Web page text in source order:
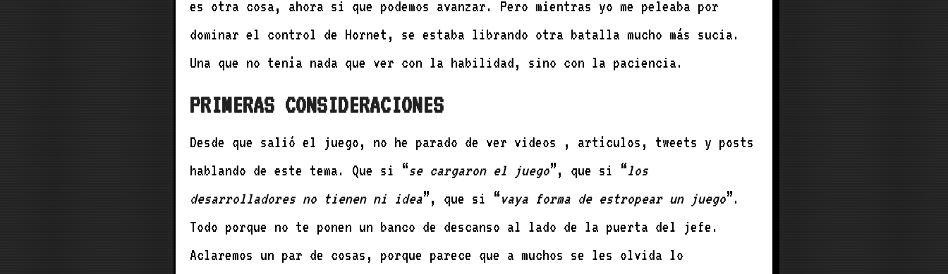
es otra cosa, ahora si que podemos avanzar. Pero mientras yo me peleaba por
dominar el control de Hornet, se estaba librando otra batalla mucho más sucia.
Una que no tenía nada que ver con la habilidad, sino con la paciencia.
PRIMERAS CONSIDERACIONES
Desde que salió el juego, no he parado de ver videos , artículos, tweets y posts
hablando de este tema. Que si “se cargaron el juego”, que si “los
desarrolladores no tienen ni idea”, que si “vaya forma de estropear un juego”.
Todo porque no te ponen un banco de descanso al lado de la puerta del jefe.
Aclaremos un par de cosas, porque parece que a muchos se les olvida lo